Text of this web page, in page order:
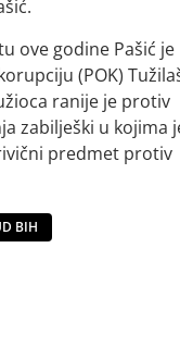
ove godine Pašić je
(POK)
ranije je protiv
zabilješki u kojima
predmet protiv
BIH